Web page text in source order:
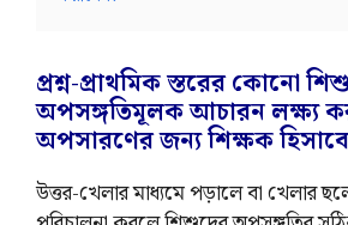
প্রশ্ন-প্রাথমিক স্তরের কোনো
অপসঙ্গতিমূলক আচারন লক্ষ্য
অপসারণের জন্য শিক্ষক
উত্তর-খেলার মাধ্যমে পড়ালে বা খেলার ছলে